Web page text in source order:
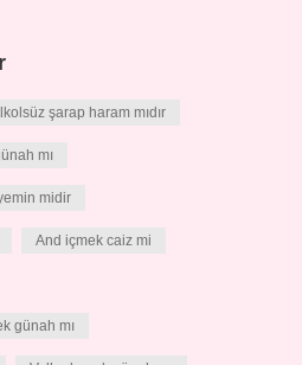
şarap haram mıdır
mı
midir
And içmek caiz mi
günah mı